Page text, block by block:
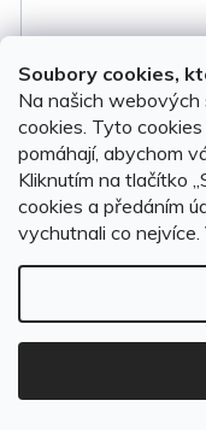
Soubory cookies,
Na našich webových
cookies. Tyto
pomáhají, abychom
Kliknutím na tlačítko
cookies a předáním
vychutnali co nejvíce.